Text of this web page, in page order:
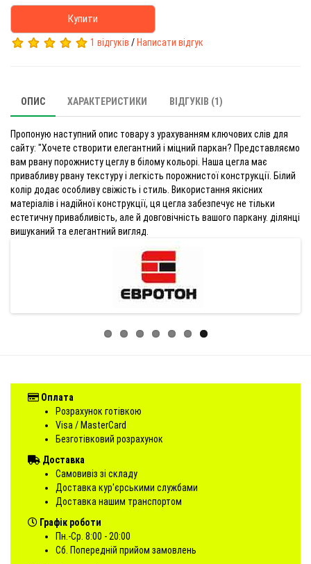
Купити
1 відгуків / Написати відгук
ОПИС ХАРАКТЕРИСТИКИ ВІДГУКІВ (1)
Пропоную наступний опис товару з урахуванням ключових слів для
сайту: "Хочете створити елегантний і міцний паркан? Представляємо
вам рвану порожнисту цеглу в білому кольорі. Наша цегла має
привабливу рвану текстуру і легкість порожнистої конструкції. Білий
колір додає особливу свіжість і стиль. Використання якісних
матеріалів і надійної конструкції, ця цегла забезпечує не тільки
естетичну привабливість, але й довговічність вашого паркану. ділянці
вишуканий та елегантний вигляд.
Оплата
Розрахунок готівкою
Visa / MasterCard
Безготівковий розрахунок
Доставка
Самовивіз зі складу
Доставка кур'єрськими службами
Доставка нашим транспортом
Графік роботи
Пн.-Ср. 8:00 - 20:00
Сб. Попередній прийом замовлень